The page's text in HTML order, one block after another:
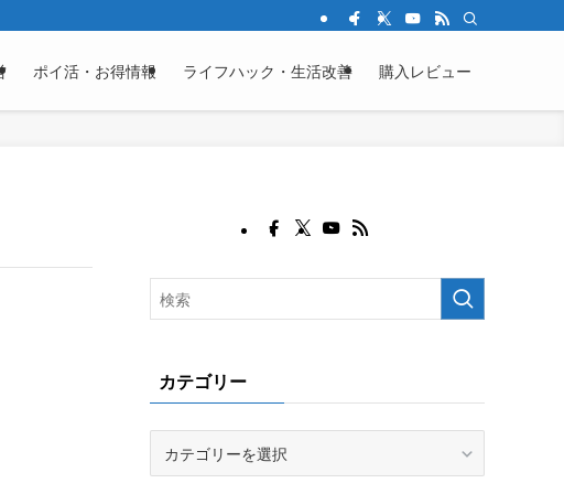
ポイ活・お得情報 ライフハック・生活改善 購入レビュー
カテゴリー